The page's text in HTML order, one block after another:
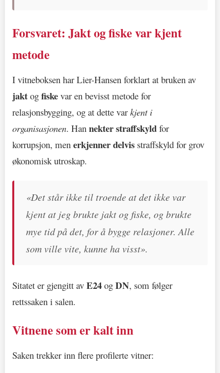
Forsvaret: Jakt og fiske var kjent
metode
I vitneboksen har Lier-Hansen forklart at bruken av
jakt og fiske var en bevisst metode for
relasjonsbygging, og at dette varkjent i
organisasjonen. Han nekter straffskyld for
korrupsjon, men erkjenner delvis straffskyld for grov
økonomisk utroskap.
«Det står ikke til troende at det ikke var
kjent at jeg brukte jakt og fiske, og brukte
mye tid på det, for å bygge relasjoner. Alle
som ville vite, kunne ha visst».
Sitatet er gjengitt av E24 og DN, som følger
rettssaken i salen.
Vitnene som er kalt inn
Saken trekker inn flere profilerte vitner: